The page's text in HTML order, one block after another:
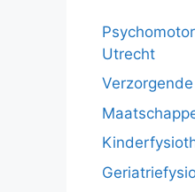
Utrecht